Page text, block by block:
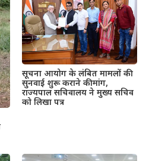
सूचना आयोग के लंबित मामलों की
सुनवाई शुरू कराने की मांग,
राज्यपाल सचिवालय ने मुख्य सचिव
को लिखा पत्र